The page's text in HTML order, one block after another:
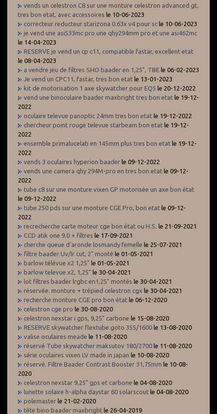
vends un celestron C8 sur une monture celestron advanced gt,
tres bon etat, avec accessoires le 10-06-2023
correcteur reducteur starizona 0.63x v4 pour sc le 10-06-2023
je vend une asi533mc pro une qhy294mm pro et une asi462mc
le 14-04-2023
RESERVE je vend un cp c11, compatible fastar, excellent etat
le 08-04-2023
a vendre jeu de filtres SHO baader en 1,25", TBE le 06-02-2023
Je vend un CPC11, fastar, tres bon etat le 13-01-2023
kit de motorisation 1 axe skywatcher pour EQ5 le 20-12-2022
vend une binoculaire baader maxbright tres bon etat le 19-12-
2022
oculaire televue panoptic 24mm tres bon etat le 19-12-2022
chercheur point rouge televue starbeam bon etat le 19-12-
2022
ensemble primalucelab en 145mm plus tres bon etat le 19-12-
2022
vends 3 oculaires hyperion baader le 09-12-2022
vends une camera qhy 294M-pro en tres bon etat le 09-12-
2022
tube c8 sur une monture vixen GP motorisée un axe bon état
le 09-12-2022
tube 250 pds sur une monture CGE Pro, bon etat le 09-12-
2022
recrecherche carte moteur cge bon état ou H.S. le 21-09-2021
CCD atik one 9.0 + filtres le 17-09-2021
cherche queue d'aronde losmandy femelle le 25-07-2021
filtre baader Uv/Ir cut, 2" monté le 01-05-2021
barlow télévue x2 1,25" le 01-05-2021
barlow televue x2, 1,25" le 30-04-2021
lot filtres baader lrgbc en1,25" montés le 30-04-2021
réservée. monture + trépied celestron cgx le 30-04-2021
recherche monture CGE pro bon état le 06-12-2020
celestron cge pro le 30-08-2020
celestron nexstar i gps, 9,25" carbone le 15-08-2020
RESERVE skywatcher flextube goto 355/1600 le 13-08-2020
valise oculaires meade le 11-08-2020
réservé Tube skywatcher maksutov 180/2700 le 11-08-2020
série oculaires vixen LV made in japan le 10-08-2020
réservé. Filtre Baader Contrast Booster 31,75mm le 10-08-
2020
celestron nexstar 9,25" gps et carbone le 04-08-2020
lunette solaire h-alpha daystar 60 solarscout le 04-08-2020
polemaster le 21-02-2020
tête bino baader maxbright le 26-04-2019